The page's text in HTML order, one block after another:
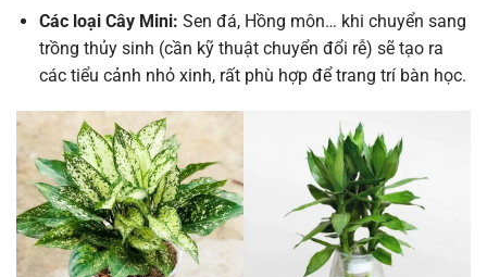
Các loại Cây Mini: Sen đá, Hồng môn… khi chuyển sang
trồng thủy sinh (cần kỹ thuật chuyển đổi rễ) sẽ tạo ra
các tiểu cảnh nhỏ xinh, rất phù hợp để trang trí bàn học.